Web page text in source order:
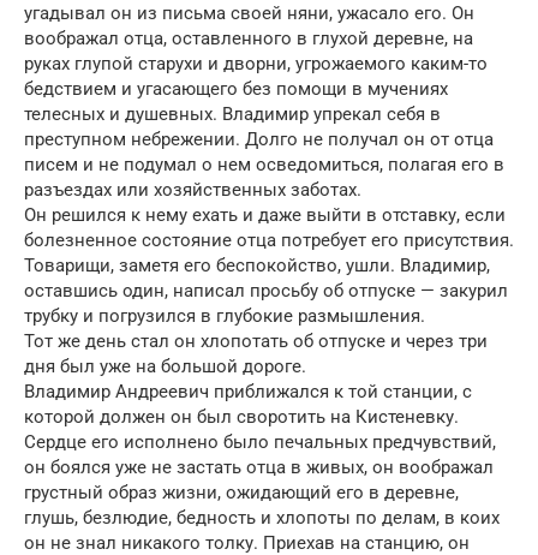
угадывал он из письма своей няни, ужасало его. Он
воображал отца, оставленного в глухой деревне, на
руках глупой старухи и дворни, угрожаемого каким-то
бедствием и угасающего без помощи в мучениях
телесных и душевных. Владимир упрекал себя в
преступном небрежении. Долго не получал он от отца
писем и не подумал о нем осведомиться, полагая его в
разъездах или хозяйственных заботах.
Он решился к нему ехать и даже выйти в отставку, если
болез­ненное состояние отца потребует его присутствия.
Товарищи, заметя его беспокойство, ушли. Владимир,
оставшись один, написал просьбу об отпуске — закурил
трубку и погрузился в глубокие размышления.
Тот же день стал он хлопотать об отпуске и через три
дня был уже на большой дороге.
Владимир Андреевич приближался к той станции, с
которой должен он был своротить на Кистеневку.
Сердце его исполнено было печальных предчувствий,
он боялся уже не застать отца в живых, он воображал
грустный образ жизни, ожидающий его в деревне,
глушь, безлюдие, бедность и хлопоты по делам, в коих
он не знал никакого толку. Приехав на станцию, он